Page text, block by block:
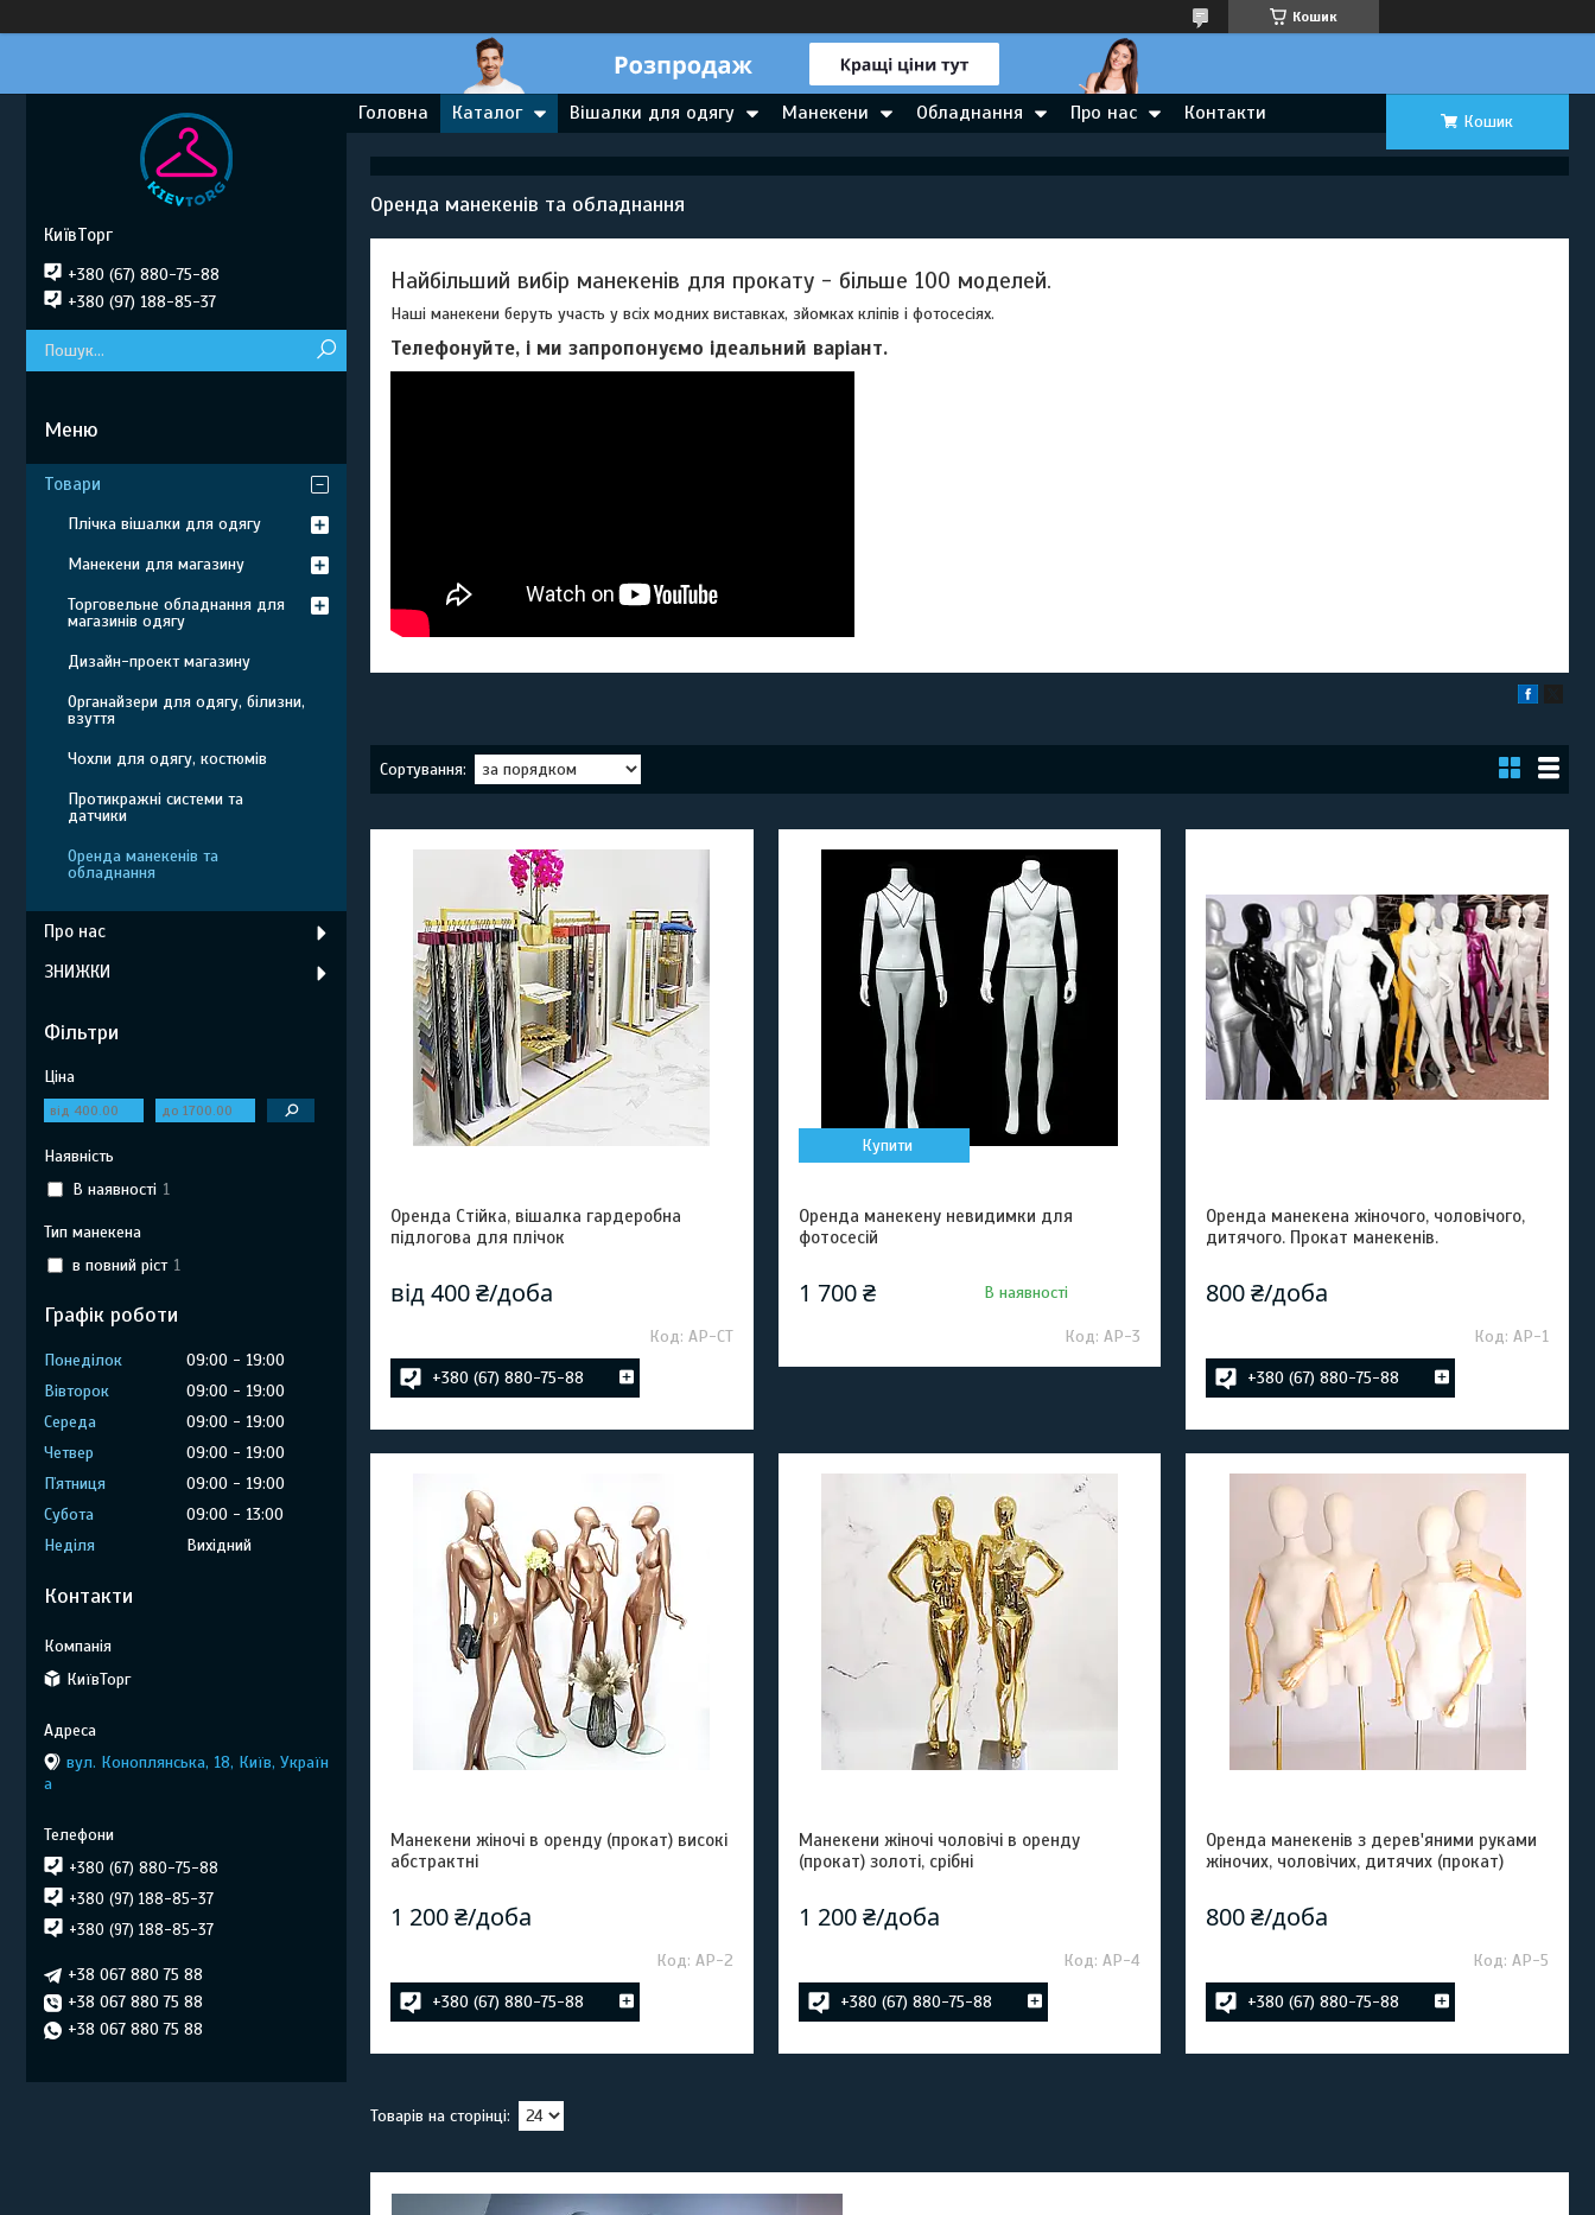
Кошик
Головна Каталог Вішалки для одягу Манекени Обладнання Про нас Контакти Кошик
Оренда манекенів та обладнання
Найбільший вибір манекенів для прокату - більше 100 моделей.
Наші манекени беруть участь у всіх модних виставках, зйомках кліпів і фотосесіях.
Телефонуйте, і ми запропонуємо ідеальний варіант.
Оренда Стійка, вішалка гардеробна
підлогова для плічок
від 400 ₴/доба
АР-СТ
+380 (67) 880-75-88
Купити
Оренда манекену невидимки для
фотосесій
1 700 ₴ В наявності
АР-3
Оренда манекена жіночого, чоловічого,
дитячого. Прокат манекенів.
800 ₴/доба
АР-1
+380 (67) 880-75-88
Манекени жіночі в оренду (прокат) високі
абстрактні
1 200 ₴/доба
АР-2
+380 (67) 880-75-88
Манекени жіночі чоловічі в оренду
(прокат) золоті, срібні
1 200 ₴/доба
АР-4
+380 (67) 880-75-88
Оренда манекенів з дерев'яними руками
жіночих, чоловічих, дитячих (прокат)
800 ₴/доба
АР-5
+380 (67) 880-75-88
КиївТорг
+380 (67) 880-75-88
+380 (97) 188-85-37
Товари
Плічка вішалки для одягу
Манекени для магазину
Торговельне обладнання для
магазинів одягу
Дизайн-проект магазину
Органайзери для одягу, білизни,
взуття
Чохли для одягу, костюмів
Протикражні системи та
датчики
Оренда манекенів та
обладнання
Про нас
ЗНИЖКИ
Фільтри
Ціна
Наявність
В наявності 1
Тип манекена
в повний ріст 1
Графік роботи
Понеділок 09:00
19:00
Вівторок
09:00
19:00
Середа
09:00
19:00
Четвер
09:00
19:00
Пʼятниця
09:00
19:00
Субота
09:00
13:00
Неділя
Вихідний
Контакти
КиївТорг
вул. Коноплянська, 18, Київ, Україн
а
+380 (67) 880-75-88
+380 (97) 188-85-37
+380 (97) 188-85-37
+38 067 880 75 88
+38 067 880 75 88
+38 067 880 75 88